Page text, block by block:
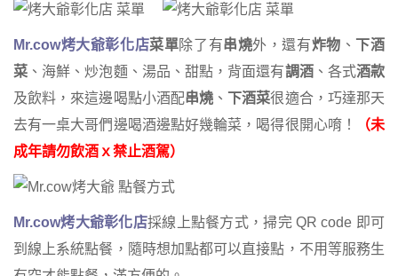
Mr.cow烤大爺彰化店菜單除了有串燒外，還有炸物 、 下酒
菜 、海鮮、炒泡麵、湯品、甜點，背面還有調酒、各式酒款
及飲料，來這邊喝點小酒配串燒 、 下酒菜很適合，巧達那天
去有一桌大哥們邊喝酒邊點好幾輪菜，喝得很開心唷！
（未
成年請勿飲酒ｘ禁止酒駕）
Mr.cow烤大爺彰化店採線上點餐方式，掃完 QR code 即可
到線上系統點餐，隨時想加點都可以直接點，不用等服務生